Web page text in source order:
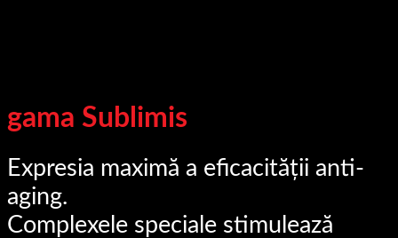
gama Sublimis
Expresia maximă a eficacității anti-
aging.
Complexele speciale stimulează